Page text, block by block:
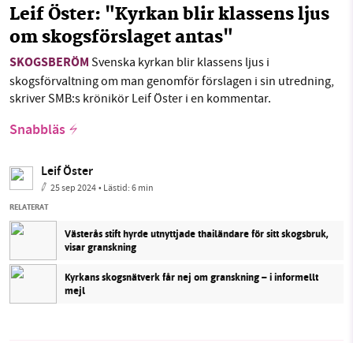
Leif Öster: "Kyrkan blir klassens ljus
om skogsförslaget antas"
SKOGSBERÖM Svenska kyrkan blir klassens ljus i
skogsförvaltning om man genomför förslagen i sin utredning,
skriver SMB:s krönikör Leif Öster i en kommentar.
Snabbläs
Leif Öster
25 sep 2024• Lästid:6 min
RELATERAT
Västerås stift hyrde utnyttjade thailändare för sitt skogsbruk,
visar granskning
Kyrkans skogsnätverk får nej om granskning – i informellt
mejl